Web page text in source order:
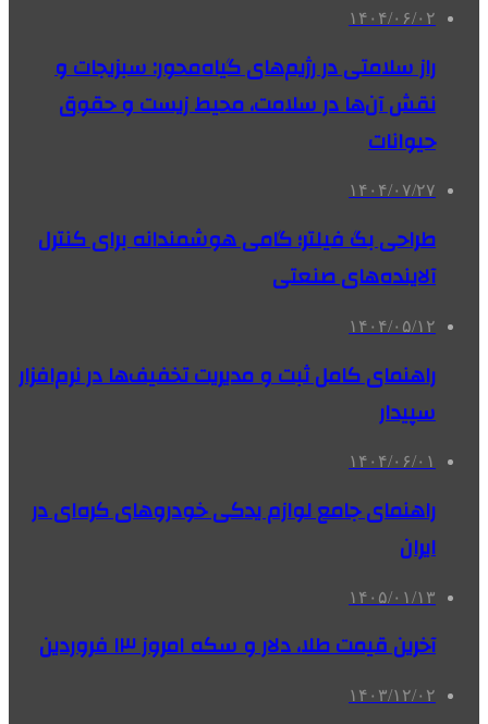
۱۴۰۴/۰۶/۰۲
راز سلامتی در رژیم‌های گیاه‌محور: سبزیجات و
نقش آن‌ها در سلامت، محیط زیست و حقوق
حیوانات
۱۴۰۴/۰۷/۲۷
طراحی بگ فیلتر؛ گامی هوشمندانه برای کنترل
آلاینده‌های صنعتی
۱۴۰۴/۰۵/۱۲
راهنمای کامل ثبت و مدیریت تخفیف‌ها در نرم‌افزار
سپیدار
۱۴۰۴/۰۶/۰۱
راهنمای جامع لوازم یدکی خودروهای کره‌ای در
ایران
۱۴۰۵/۰۱/۱۳
آخرین قیمت طلا، دلار و سکه امروز ۱۳ فروردین
۱۴۰۳/۱۲/۰۲